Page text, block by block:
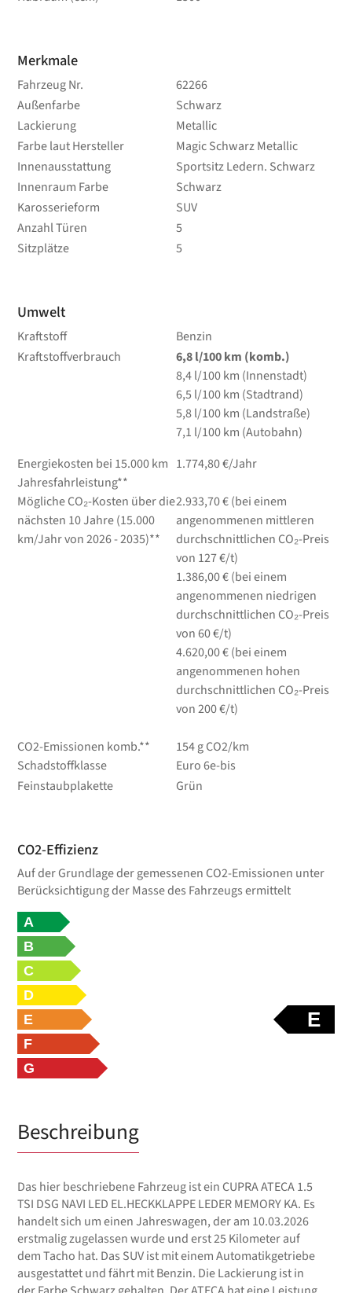
Merkmale
Fahrzeug Nr.
62266
Außenfarbe
Schwarz
Lackierung
Metallic
Farbe laut Hersteller
Magic Schwarz Metallic
Innenausstattung
Sportsitz Ledern. Schwarz
Innenraum Farbe
Schwarz
Karosserieform
SUV
Anzahl Türen
5
Sitzplätze
5
Umwelt
Kraftstoff
Benzin
Kraftstoffverbrauch
6,8l/100 km (komb.)
8,4l/100 km (Innenstadt)
6,5 l/100 km (Stadtrand)
5,8l/100 km (Landstraße)
7,1 l/100 km (Autobahn)
Energiekosten bei 15.000 km
Jahresfahrleistung**
1.774,80 €/Jahr
Mögliche CO₂-Kosten über die
nächsten 10 Jahre (15.000
km/Jahr von 2026 - 2035)**
2.933,70 € (bei einem
angenommenen mittleren
durchschnittlichen CO₂-Preis
von 127 €/t)
1.386,00 € (bei einem
angenommenen niedrigen
durchschnittlichen CO₂-Preis
von 60 €/t)
4.620,00 € (bei einem
angenommenen hohen
durchschnittlichen CO₂-Preis
von 200 €/t)
CO2-Emissionen komb.**
154 g CO2/km
Schadstoffklasse
Euro 6e-bis
Feinstaubplakette
Grün
CO2-Effizienz
Auf der Grundlage der gemessenen CO2-Emissionen unter
Berücksichtigung der Masse des Fahrzeugs ermittelt
E
A
B
C
D
E
F
G
Beschreibung
Das hier beschriebene Fahrzeug ist ein CUPRA ATECA 1.5
TSI DSG NAVI LED EL.HECKKLAPPE LEDER MEMORY KA. Es
handelt sich um einen Jahreswagen, der am 10.03.2026
erstmalig zugelassen wurde und erst 25 Kilometer auf
dem Tacho hat. Das SUV ist mit einem Automatikgetriebe
ausgestattet und fährt mit Benzin. Die Lackierung ist in